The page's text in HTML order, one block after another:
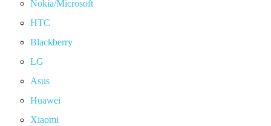
Nokia/Microsoft
HTC
Blackberry
LG
Asus
Huawei
Xiaomi